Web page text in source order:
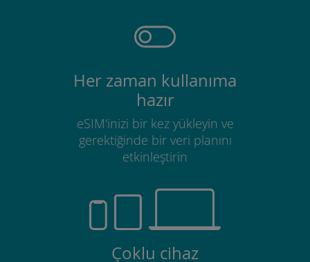
Her zaman kullanıma
hazır
eSIM'inizi bir kez yükleyin ve
gerektiğinde bir veri planını
etkinleştirin
Çoklu cihaz